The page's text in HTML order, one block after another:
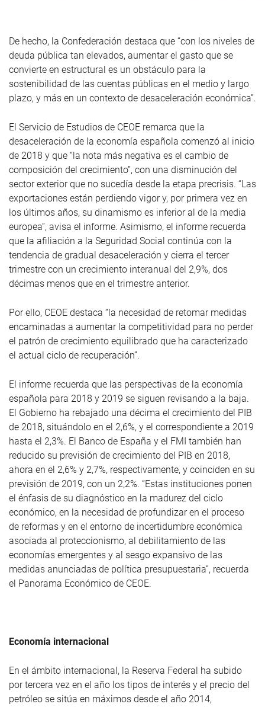
De hecho, la Confederación destaca que “con los niveles de
deuda pública tan elevados, aumentar el gasto que se
convierte en estructural es un obstáculo para la
sostenibilidad de las cuentas públicas en el medio y largo
plazo, y más en un contexto de desaceleración económica”.
El Servicio de Estudios de CEOE remarca que la
desaceleración de la economía española comenzó al inicio
de 2018 y que “la nota más negativa es el cambio de
composición del crecimiento”, con una disminución del
sector exterior que no sucedía desde la etapa precrisis. “Las
exportaciones están perdiendo vigor y, por primera vez en
los últimos años, su dinamismo es inferior al de la media
europea”, avisa el informe. Asimismo, el informe recuerda
que la afiliación a la Seguridad Social continúa con la
tendencia de gradual desaceleración y cierra el tercer
trimestre con un crecimiento interanual del 2,9%, dos
décimas menos que en el trimestre anterior.
Por ello, CEOE destaca “la necesidad de retomar medidas
encaminadas a aumentar la competitividad para no perder
el patrón de crecimiento equilibrado que ha caracterizado
el actual ciclo de recuperación”.
El informe recuerda que las perspectivas de la economía
española para 2018 y 2019 se siguen revisando a la baja.
El Gobierno ha rebajado una décima el crecimiento del PIB
de 2018, situándolo en el 2,6%, y el correspondiente a 2019
hasta el 2,3%. El Banco de España y el FMI también han
reducido su previsión de crecimiento del PIB en 2018,
ahora en el 2,6% y 2,7%, respectivamente, y coinciden en su
previsión de 2019, con un 2,2%. “Estas instituciones ponen
el énfasis de su diagnóstico en la madurez del ciclo
económico, en la necesidad de profundizar en el proceso
de reformas y en el entorno de incertidumbre económica
asociada al proteccionismo, al debilitamiento de las
economías emergentes y al sesgo expansivo de las
medidas anunciadas de política presupuestaria”, recuerda
el Panorama Económico de CEOE.
Economía internacional
En el ámbito internacional, la Reserva Federal ha subido
por tercera vez en el año los tipos de interés y el precio del
petróleo se sitúa en máximos desde el año 2014,